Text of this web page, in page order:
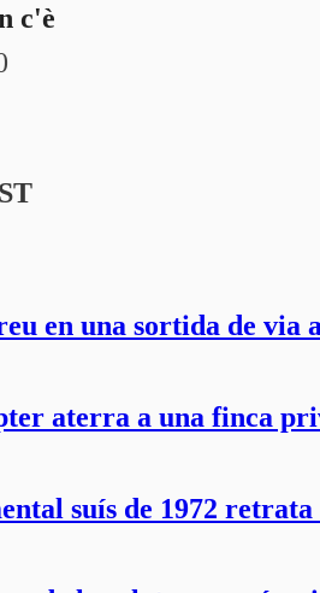
c'è
en una sortida de via
aterra a una finca
suís de 1972